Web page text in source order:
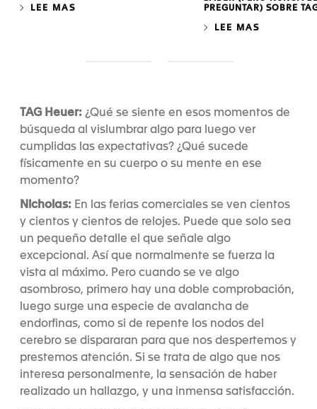
LEE MAS
PREGUNTAR) SOBRE
LEE MAS
e
1
e
2
TAG Heuer: ¿Qué se siente en esos momentos de
búsqueda al vislumbrar algo para luego ver
cumplidas las expectativas? ¿Qué sucede
físicamente en su cuerpo o su mente en ese
momento?
Nicholas: En las ferias comerciales se ven cientos
y cientos y cientos de relojes. Puede que solo sea
un pequeño detalle el que señale algo
excepcional. Así que normalmente se fuerza la
vista al máximo. Pero cuando se ve algo
asombroso, primero hay una doble comprobación,
luego surge una especie de avalancha de
endorfinas, como si de repente los nodos del
cerebro se dispararan para que nos despertemos y
prestemos atención. Si se trata de algo que nos
interesa personalmente, la sensación de haber
realizado un hallazgo, y una inmensa satisfacción.